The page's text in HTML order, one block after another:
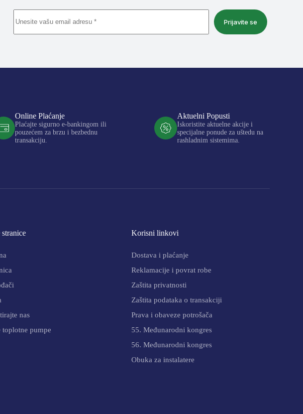
Prijavite se
Online Plaćanje
Plaćajte sigurno e-bankingom ili
pouzećem za brzu i bezbednu
transakciju.
Aktuelni Popusti
Iskoristite aktuelne akcije i
specijalne ponude za uštedu na
rashladnim sistemima.
nas
toplotne pumpe
Korisni linkovi
Dostava i plaćanje
Reklamacije i povrat robe
Zaštita privatnosti
Zaštita podataka o transakciji
Prava i obaveze potrošača
55. Međunarodni kongres
56. Međunarodni kongres
Obuka za instalatere